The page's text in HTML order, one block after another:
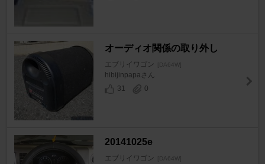
オーディオ関係の取り外し
エブリイワゴン [DA64W]
hibijinpapaさん
31
0
20141025e
エブリイワゴン [DA64W]